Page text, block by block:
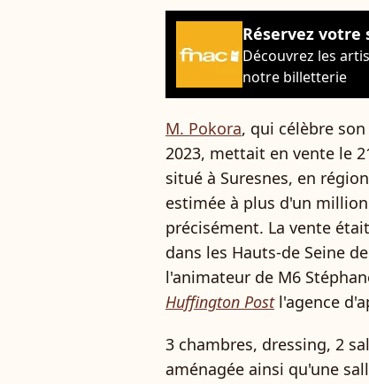
Réservez votre
Découvrez les
notre billetterie
M. Pokora, qui célèbre
2023, mettait en vente le
situé à Suresnes, en
estimée à plus d'un
précisément. La vente
dans les Hauts-de Seine
l'animateur de M6
Huffington Postl'agence
3 chambres, dressing, 2
aménagée ainsi qu'une